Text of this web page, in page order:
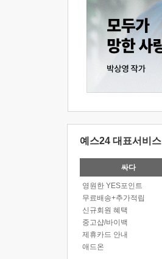
예스24 대표서비스
싸다
영원한 YES포인트
무료배송+추가적립
신규회원 혜택
중고샵/바이백
제휴카드 안내
애드온